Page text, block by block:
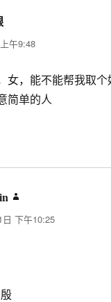
道：
午9:48
女，能不能帮我取
简单的人
道：
日 下午10:25